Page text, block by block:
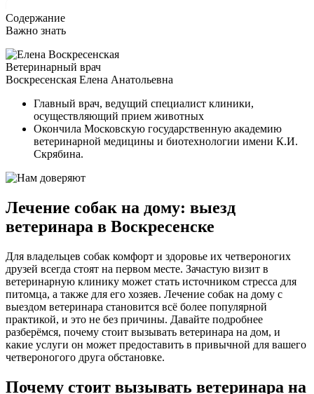
Содержание
Важно знать
Ветеринарный врач
Воскресенская Елена Анатольевна
Главный врач, ведущий специалист клиники,
осуществляющий прием животных
Окончила Московскую государственную академию
ветеринарной медицины и биотехнологии имени К.И.
Скрябина.
Лечение собак на дому: выезд
ветеринара в Воскресенске
Для владельцев собак комфорт и здоровье их четвероногих
друзей всегда стоят на первом месте. Зачастую визит в
ветеринарную клинику может стать источником стресса для
питомца, а также для его хозяев. Лечение собак на дому с
выездом ветеринара становится всё более популярной
практикой, и это не без причины. Давайте подробнее
разберёмся, почему стоит вызывать ветеринара на дом, и
какие услуги он может предоставить в привычной для вашего
четвероногого друга обстановке.
Почему стоит вызывать ветеринара на